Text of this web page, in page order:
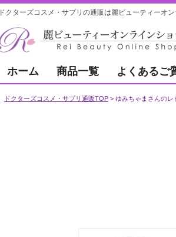
ドクターズコスメ・サプリの通販は麗ビューティーオ
ホーム 商品一覧 よくあるご
ドクターズコスメ・サプリ通販TOP ゆみちゃまさんのレ